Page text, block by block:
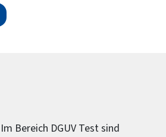
Im Bereich DGUV Test sind